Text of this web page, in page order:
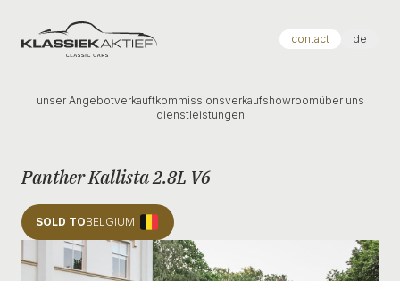
Klassiek Aktief contact de
unser Angebotverkauftkommissionsverkaufshowroomüber uns
dienstleistungen
Panther Kallista 2.8L V6
SOLD TOBELGIUM